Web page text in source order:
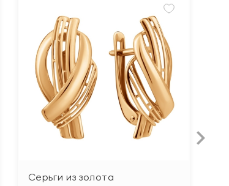
Серьги из золота